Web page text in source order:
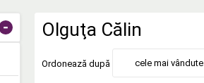
- Olguţa Călin
Ordonează după cele mai vândute